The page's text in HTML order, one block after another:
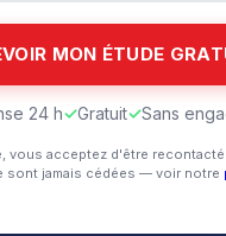
24 h✓Gratuit✓Sans
vous acceptez d'être
sont jamais cédées — voir notre